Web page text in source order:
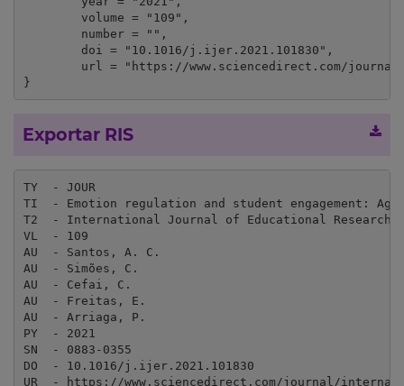
}
Exportar RIS
TY  - JOUR
TI  - Emotion regulation and student engagement:
T2  - International Journal of Educational Research
VL  - 109
AU  - Santos, A. C.
AU  - Simões, C.
AU  - Cefai, C.
AU  - Freitas, E.
AU  - Arriaga, P.
PY  - 2021
SN  - 0883-0355
DO  - 10.1016/j.ijer.2021.101830
UR  - https://www.sciencedirect.com/journal/